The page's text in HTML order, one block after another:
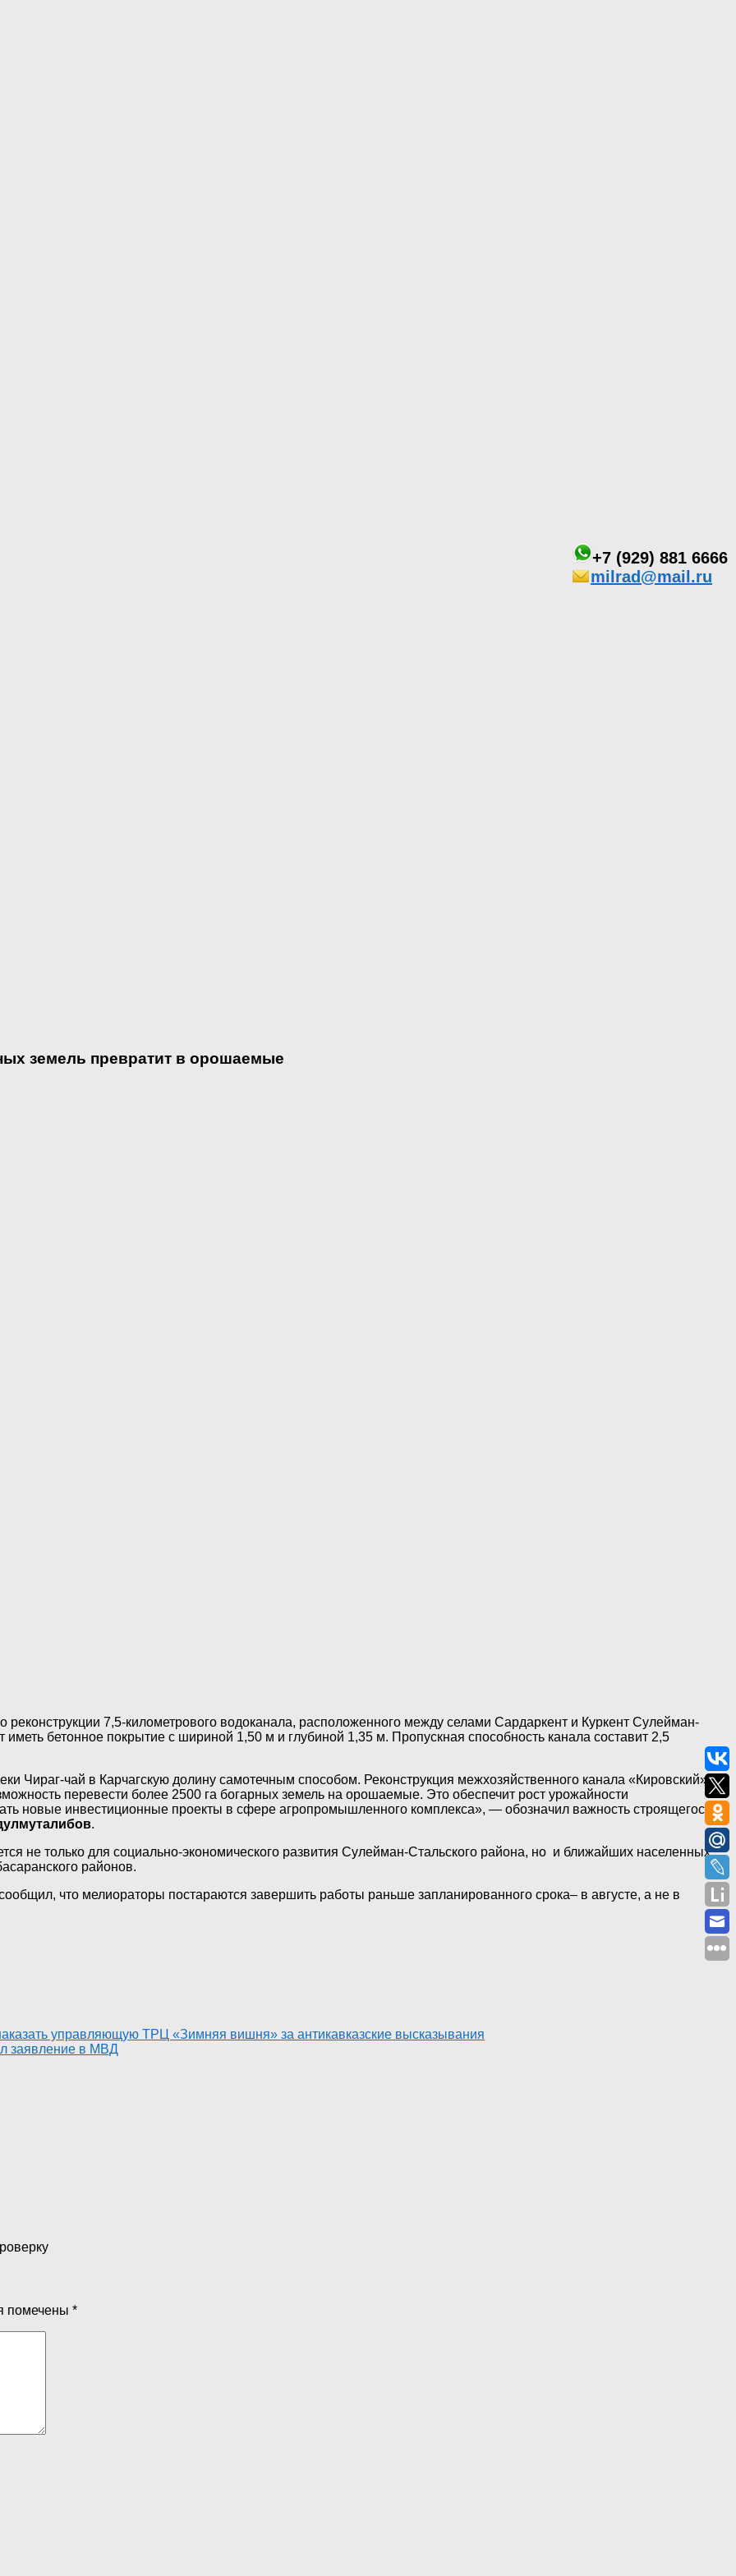
+7 (929) 881 6666
milrad@mail.ru
земель превратит в орошаемые
7,5-километрового водоканала, расположенного между селами Сардаркент и Куркент Сулейман-
иметь бетонное покрытие с шириной 1,50 м и глубиной 1,35 м. Пропускная способность канала составит 2,5
Чираг-чай в Карчагскую долину самотечным способом. Реконструкция межхозяйственного канала «Кировский» с
перевести более 2500 га богарных земель на орошаемые. Это обеспечит рост урожайности
новые инвестиционные проекты в сфере агропромышленного комплекса», — обозначил важность строящегося
.
не только для социально-экономического развития Сулейман-Стальского района, но и ближайших населенных
районов.
что мелиораторы постараются завершить работы раньше запланированного срока– в августе, а не в
управляющую ТРЦ «Зимняя вишня» за антикавказские высказывания
заявление в МВД
помечены *